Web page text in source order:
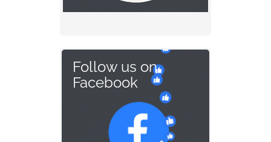
Follow us on
Facebook